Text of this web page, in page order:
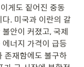
게도 짙어진 중동
. 미국과 이란의 갈
안이 커졌고, 국제
너지 가격이 급등
존재함에도 불구하